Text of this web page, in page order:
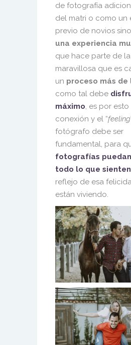
de fotografía
del matri o como un
previo de novios
una experiencia
que hace parte de
maravillosa que es
un proceso más de
como tal debe
máximo , es por
conexión y el “feeling
fotógrafo debe ser
fundamental, para
fotografías
todo lo que sienten
reflejo de esa
están viviendo.